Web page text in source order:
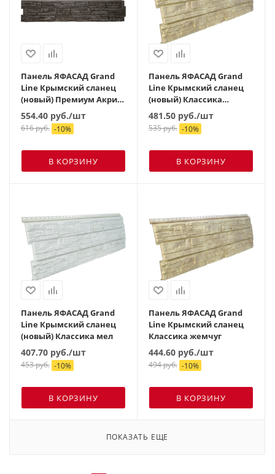
Панель ЯФАСАД Grand
Line Крымский сланец
(новый) Премиум Акрил
арабика
554.40 руб./шт
616руб. -10%
В КОРЗИНУ
Панель ЯФАСАД Grand
Line Крымский сланец
(новый) Классика
жемчуг
481.50 руб./шт
535руб. -10%
В КОРЗИНУ
Панель ЯФАСАД Grand
Line Крымский сланец
(новый) Классика мел
407.70 руб./шт
453руб. -10%
В КОРЗИНУ
Панель ЯФАСАД Grand
Line Крымский сланец
Классика жемчуг
444.60 руб./шт
494руб. -10%
В КОРЗИНУ
ПОКАЗАТЬ ЕЩЕ